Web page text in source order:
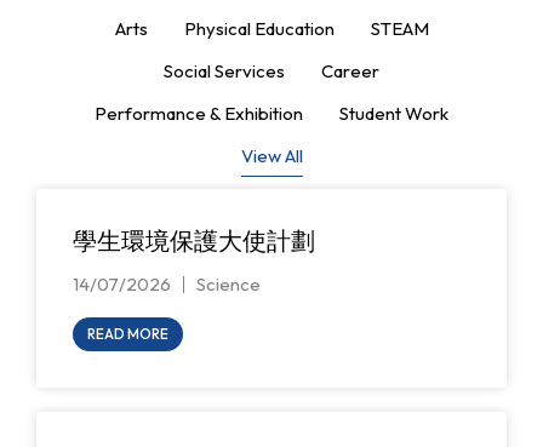
View All
Arts
Career
Performance & Exhibition
Physical Education
Social Services
STEAM
Student Work
學生環境保護大使計劃
14/07/2026 Science
READ MORE